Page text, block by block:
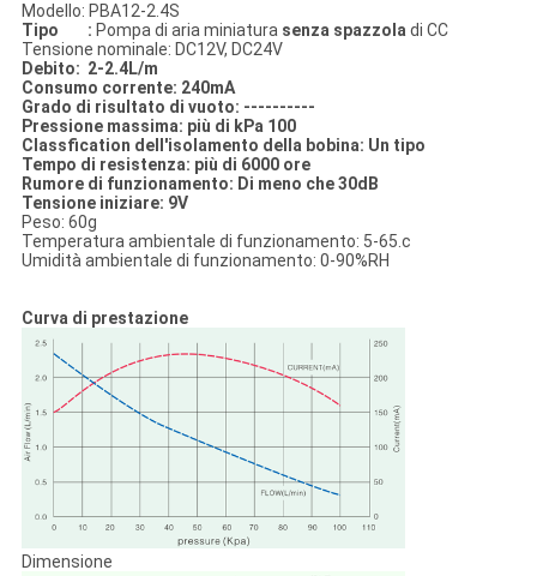
Modello: PBA12-2.4S
Tipo : Pompa di aria miniatura senza spazzoladi CC
Tensione nominale: DC12V, DC24V
Debito: 2-2.4L/m
Consumo corrente: 240mA
Grado di risultato di vuoto: ----------
Pressione massima: più di kPa 100
Classfication dell'isolamento della bobina: Un tipo
Tempo di resistenza: più di 6000 ore
Rumore di funzionamento: Di meno che 30dB
Tensione iniziare: 9V
Peso: 60g
Temperatura ambientale di funzionamento: 5-65.c
Umidità ambientale di funzionamento: 0-90%RH
Curva di prestazione
Dimensione